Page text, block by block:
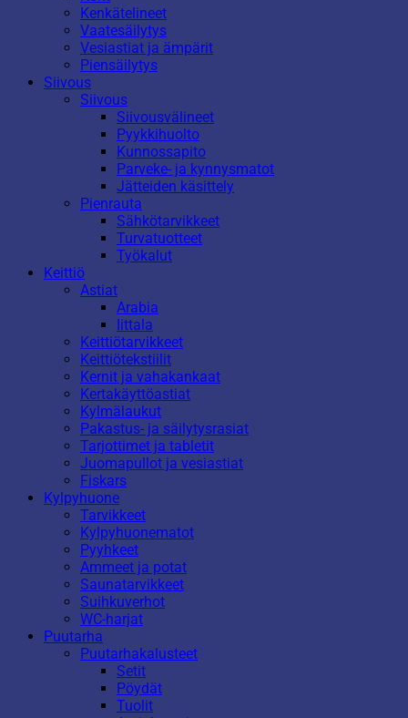
Kenkätelineet
Vaatesäilytys
Vesiastiat ja ämpärit
Piensäilytys
Siivous
Siivous
Siivousvälineet
Pyykkihuolto
Kunnossapito
Parveke- ja kynnysmatot
Jätteiden käsittely
Pienrauta
Sähkötarvikkeet
Turvatuotteet
Työkalut
Keittiö
Astiat
Arabia
Iittala
Keittiötarvikkeet
Keittiötekstiilit
Kernit ja vahakankaat
Kertakäyttöastiat
Kylmälaukut
Pakastus- ja säilytysrasiat
Tarjottimet ja tabletit
Juomapullot ja vesiastiat
Fiskars
Kylpyhuone
Tarvikkeet
Kylpyhuonematot
Pyyhkeet
Ammeet ja potat
Saunatarvikkeet
Suihkuverhot
WC-harjat
Puutarha
Puutarhakalusteet
Setit
Pöydät
Tuolit